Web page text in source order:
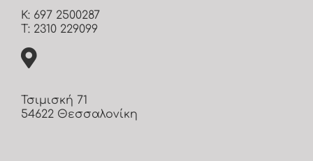
Κ: 697 2500287
Τ: 2310 229099
Τσιμισκή 71
54622 Θεσσαλονίκη